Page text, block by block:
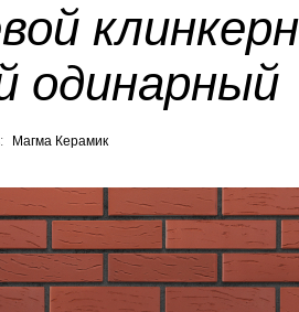
одинарный
Магма Керамик